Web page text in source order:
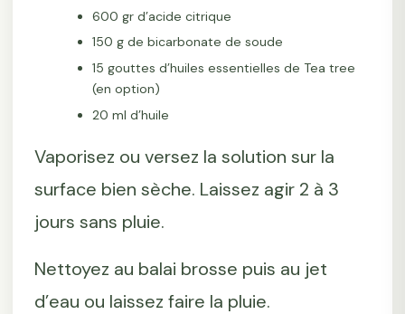
600 gr d’acide citrique
150 g de bicarbonate de soude
15 gouttes d’huiles essentielles de Tea tree
(en option)
20 ml d’huile
Vaporisez ou versez la solution sur la
surface bien sèche. Laissez agir 2 à 3
jours sans pluie.
Nettoyez au balai brosse puis au jet
d’eau ou laissez faire la pluie.